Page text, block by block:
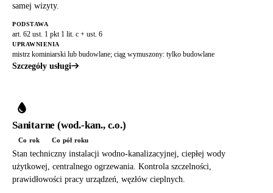
samej wizyty.
PODSTAWA
art. 62 ust. 1 pkt 1 lit. c + ust. 6
UPRAWNIENIA
mistrz kominiarski lub budowlane; ciąg wymuszony: tylko budowlane
Szczegóły usługi
Sanitarne (wod.-kan., c.o.)
Co rok Co pół roku
Stan techniczny instalacji wodno-kanalizacyjnej, ciepłej wody
użytkowej, centralnego ogrzewania. Kontrola szczelności,
prawidłowości pracy urządzeń, węzłów cieplnych.